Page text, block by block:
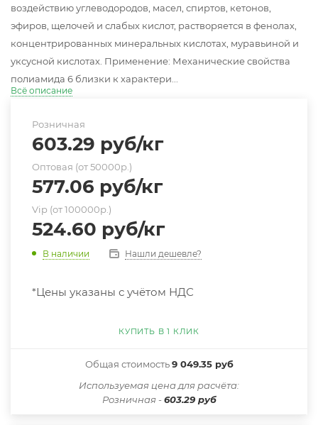
воздействию углеводородов, масел, спиртов, кетонов,
эфиров, щелочей и слабых кислот, растворяется в фенолах,
концентрированных минеральных кислотах, муравьиной и
уксусной кислотах. Применение: Механические свойства
полиамида 6 близки к характери...
Всё описание
Розничная
603.29 руб/кг
Оптовая (от 50000р.)
577.06 руб/кг
Vip (от 100000р.)
524.60 руб/кг
В наличии Нашли дешевле?
*Цены указаны с учётом НДС
КУПИТЬ В 1 КЛИК
Общая стоимость9 049.35 руб
Иcпользуемая цена для расчёта:
Розничная -603.29 руб